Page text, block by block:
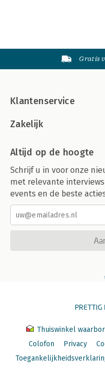
Gratis
Klantenservice
Zakelijk
Altijd op de hoogte
Schrijf u in voor onze
met relevante
events en de beste
Thuiswinkel
Colofon
Privacy